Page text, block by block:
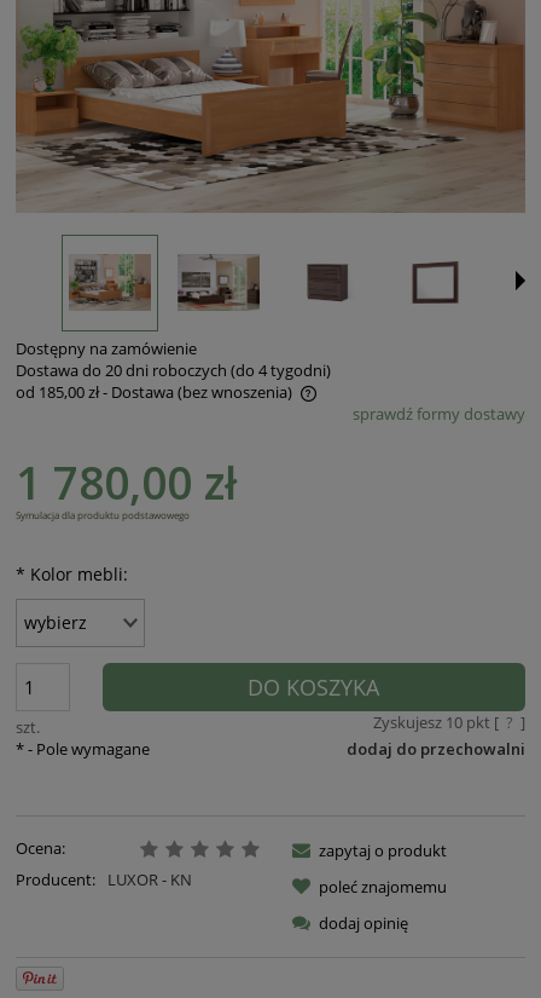
Dostępny na zamówienie
Dostawa do 20 dni roboczych (do 4 tygodni)
od 185,00 zł- Dostawa (bez wnoszenia)
Cena nie zawiera ewentualnych kosztów płatnościsprawdź formy dostawy
1 780,00 zł
Symulacja dla produktu podstawowego
* Kolor mebli:
szt.
DO KOSZYKA
Zyskujesz 10pkt [ ? ]
dodaj do przechowalni
*- Pole wymagane
Ocena:
Producent:
LUXOR - KN
zapytaj o produkt
poleć znajomemu
dodaj opinię